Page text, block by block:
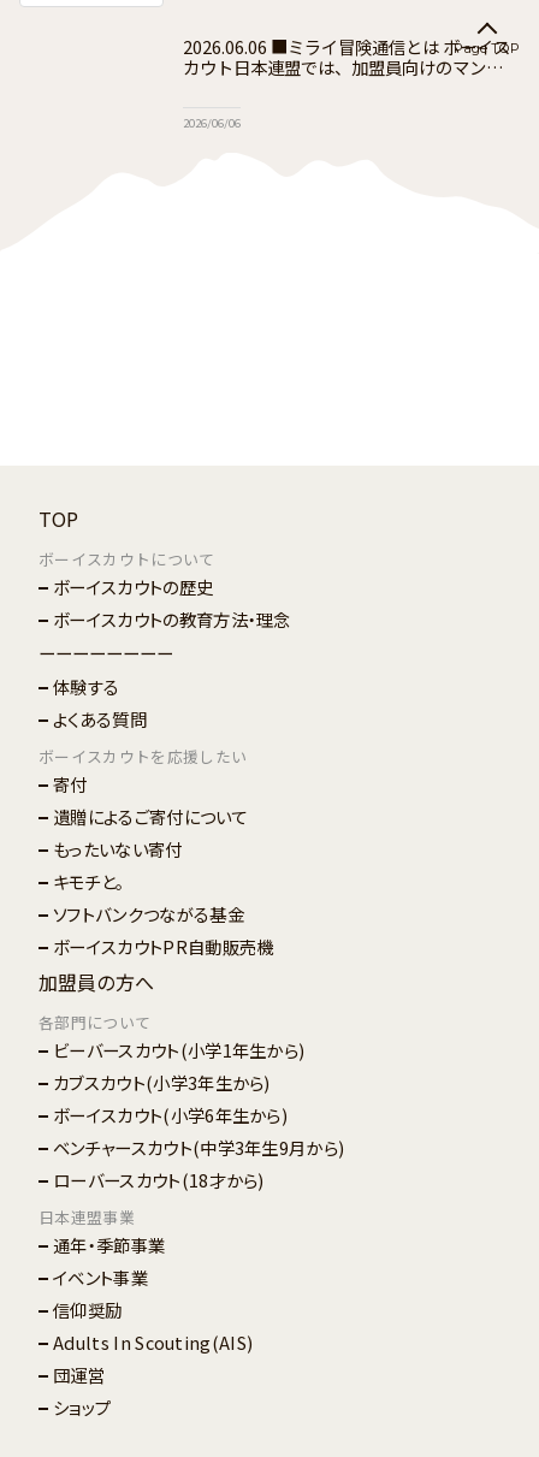
2026.06.06 ■ミライ冒険通信とは ボーイス
カウト日本連盟では、加盟員向けのマンスリ
事業の最
2026/06/06
Page TOP
TOP
ボーイスカウトについて
ボーイスカウトの歴史
ボーイスカウトの教育方法・理念
ーーーーーーーー
体験する
よくある質問
ボーイスカウトを応援したい
寄付
遺贈によるご寄付について
もったいない寄付
キモチと。
ソフトバンクつながる基金
ボーイスカウトPR自動販売機
加盟員の方へ
各部門について
ビーバースカウト(小学1年生から)
カブスカウト(小学3年生から)
ボーイスカウト(小学6年生から)
ベンチャースカウト(中学3年生9月から)
ローバースカウト(18才から)
日本連盟事業
通年・季節事業
イベント事業
信仰奨励
Adults In Scouting(AIS)
団運営
ショップ